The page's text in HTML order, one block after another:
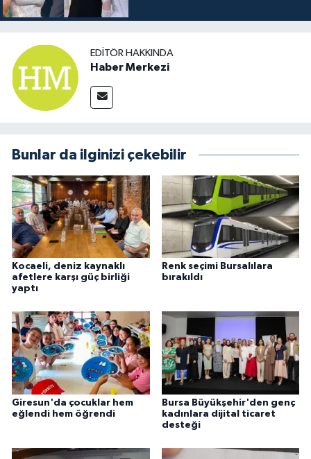
EDITÖR HAKKINDA
Haber Merkezi
Bunlar da ilginizi çekebilir
Kocaeli, deniz kaynaklı
afetlere karşı güç birliği
yaptı
Renk seçimi Bursalılara
bırakıldı
Giresun'da çocuklar hem
eğlendi hem öğrendi
Bursa Büyükşehir'den genç
kadınlara dijital ticaret
desteği